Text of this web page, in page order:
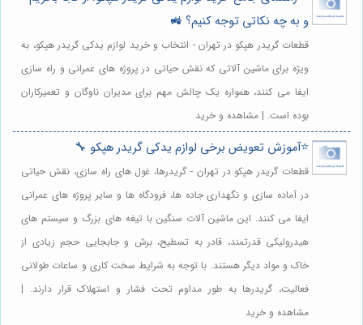
و به چه نکاتی توجه کنیم؟ 🚜
قطعات گریدر هپکو در تهران - انتخاب و خرید لوازم یدکی گریدر هپکو، به
ویژه برای ماشین آلاتی که نقش حیاتی در پروژه های عمرانی و راه سازی
ایفا می کنند، همواره یک چالش مهم برای مدیران ناوگان و تعمیرکاران
بوده است. | مشاهده و خرید
⭐️آموزش تعویض برخی لوازم یدکی گریدر هپکو 🔧
قطعات گریدر هپکو در تهران - گریدرها، غول های راه سازی، نقش حیاتی
در آماده سازی و نگهداری جاده ها، فرودگاه ها و سایر پروژه های عمرانی
ایفا می کنند. این ماشین آلات سنگین با تیغه های بزرگ و سیستم های
هیدرولیکی قدرتمند، قادر به تسطیح، برش و جابجایی حجم زیادی از
خاک و مواد دیگر هستند. با توجه به شرایط سخت کاری و ساعات طولانی
فعالیت، گریدرها به طور مداوم تحت فشار و استهلاک قرار دارند. |
مشاهده و خرید